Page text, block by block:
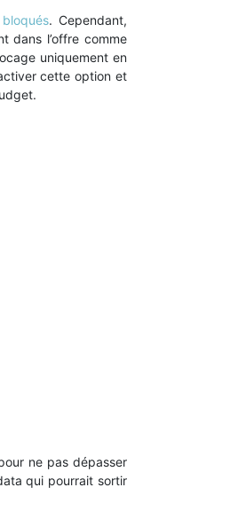
. Cependant,
dans l’offre comme
uniquement en
cette option et
ne pas dépasser
qui pourrait sortir